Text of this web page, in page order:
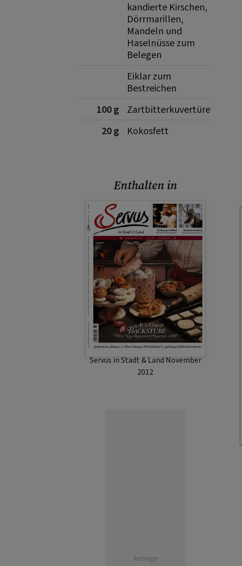
kandierte Kirschen,
Dörrmarillen,
Mandeln und
Haselnüsse zum
Belegen
Eiklar zum
Bestreichen
100 g
Zartbitterkuvertüre
20 g
Kokosfett
Enthalten in
Servus in Stadt & Land November
2012
Anzeige